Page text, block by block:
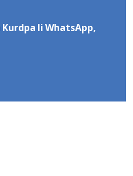
li WhatsApp,